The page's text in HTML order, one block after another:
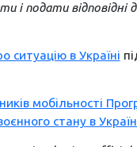
і подати відповідні
ситуацію в Україні
мобільності
стану в